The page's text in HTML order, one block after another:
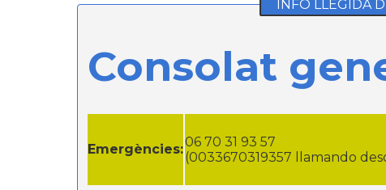
INFO LLEGIDA
Consolat
Emergències:06 70 31 93 57
(0033670319357 llamando